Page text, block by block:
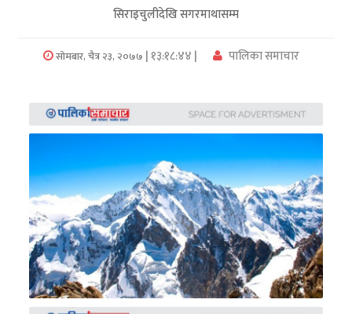
पालिका
अन्तरवार्ता
समाचार
भिडियो
समाचार
अन्य
समाचार
सिराइचुलीदेखि सगरमाथासम्म
सोमबार, चैत्र २३, २०७७ | १३:१८:४४ | पालिका समाचार